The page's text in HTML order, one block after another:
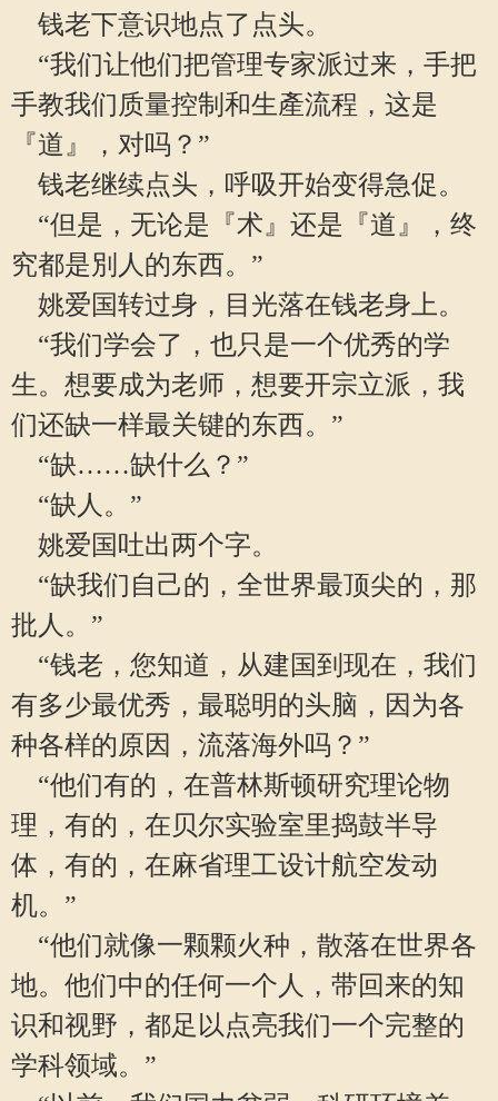
钱老下意识地点了点头。
“我们让他们把管理专家派过来，手把
手教我们质量控制和生產流程，这是
『道』，对吗？”
钱老继续点头，呼吸开始变得急促。
“但是，无论是『术』还是『道』，终
究都是別人的东西。”
姚爱国转过身，目光落在钱老身上。
“我们学会了，也只是一个优秀的学
生。想要成为老师，想要开宗立派，我
们还缺一样最关键的东西。”
“缺……缺什么？”
“缺人。”
姚爱国吐出两个字。
“缺我们自己的，全世界最顶尖的，那
批人。”
“钱老，您知道，从建国到现在，我们
有多少最优秀，最聪明的头脑，因为各
种各样的原因，流落海外吗？”
“他们有的，在普林斯顿研究理论物
理，有的，在贝尔实验室里捣鼓半导
体，有的，在麻省理工设计航空发动
机。”
“他们就像一颗颗火种，散落在世界各
地。他们中的任何一个人，带回来的知
识和视野，都足以点亮我们一个完整的
学科领域。”